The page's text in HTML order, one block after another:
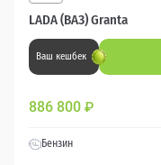
LADA (ВАЗ) Granta
Ваш кешбек
886 800 ₽
Бензин